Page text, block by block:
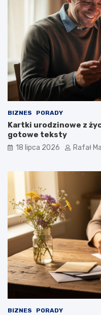
BIZNES PORADY
Kartki urodzinowe z
gotowe teksty
18 lipca 2026 Rafał
BIZNES PORADY